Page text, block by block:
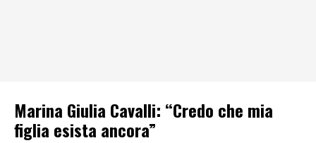
Marina Giulia Cavalli: “Credo che mia
figlia esista ancora”